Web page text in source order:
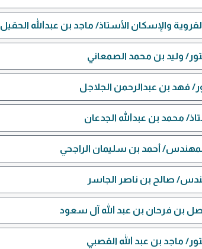
والإسكان الأستاذ/ ماجد بن عبدالله الحقيل
وليد بن محمد الصمعاني
فهد بن عبدالرحمن الجلاجل
محمد بن عبدالله الجدعان
أحمد بن سليمان الراجحي
صالح بن ناصر الجاسر
بن فرحان بن عبد الله آل سعود
ماجد بن عبد الله القصبي